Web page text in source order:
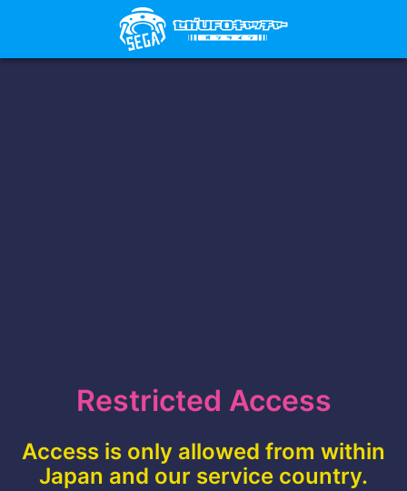
Restricted Access
Access is only allowed from within
Japan and our service country.